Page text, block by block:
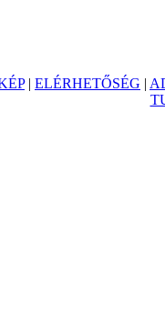
| ELÉRHETŐSÉG |